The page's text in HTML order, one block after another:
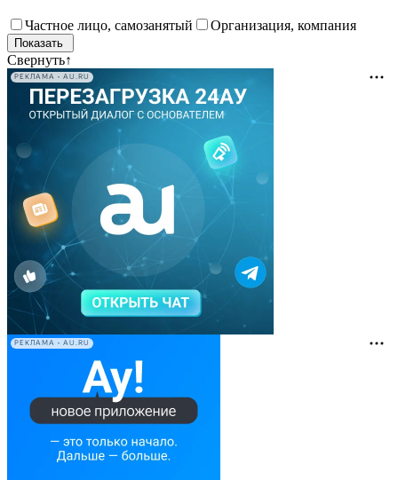
Частное лицо, самозанятый Организация, компания
Свернуть↑
РЕКЛАМА • AU.RU
РЕКЛАМА • AU.RU